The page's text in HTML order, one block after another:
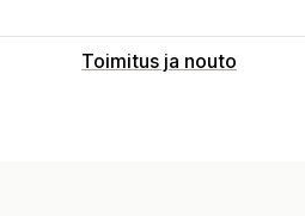
Toimitus ja nouto